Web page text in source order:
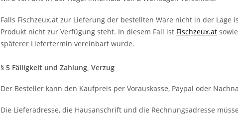
Falls Fischzeux.at zur Lieferung der bestellten Ware nicht in der
Produkt nicht zur Verfügung steht. In diesem Fall ist Fischzeux.at
späterer Liefertermin vereinbart wurde.
§ 5 Fälligkeit und Zahlung, Verzug
Der Besteller kann den Kaufpreis per Vorauskasse, Paypal oder
Die Lieferadresse, die Hausanschrift und die Rechnungsadresse